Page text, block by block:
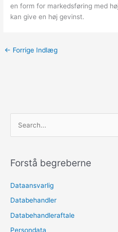
en form for markedsføring med
kan give en høj gevinst.
← Forrige Indlæg
e
t
e
r
Forstå begreberne
Dataansvarlig
Databehandler
Databehandleraftale
Persondata